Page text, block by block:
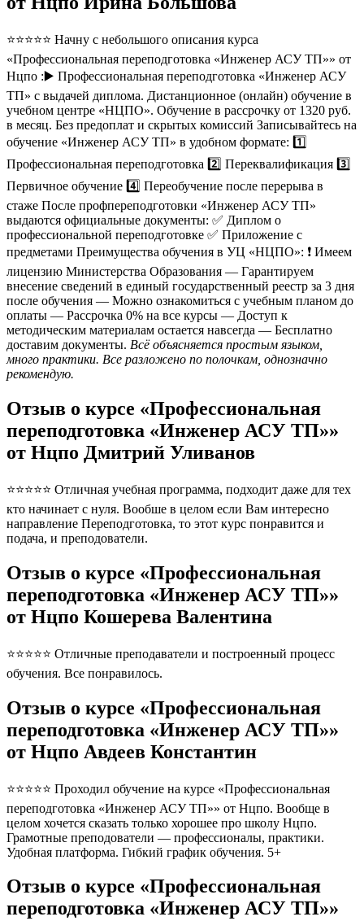
⭐⭐⭐⭐⭐ Начну с небольшого описания курса
«Профессиональная переподготовка «Инженер АСУ ТП»» от
Нцпо :▶️ Профессиональная переподготовка «Инженер АСУ
ТП» с выдачей диплома. Дистанционное (онлайн) обучение в
учебном центре «НЦПО». Обучение в рассрочку от 1320 руб.
в месяц. Без предоплат и скрытых комиссий Записывайтесь на
обучение «Инженер АСУ ТП» в удобном формате: 1️⃣
Профессиональная переподготовка 2️⃣ Переквалификация 3️⃣
Первичное обучение 4️⃣ Переобучение после перерыва в
стаже После профпереподготовки «Инженер АСУ ТП»
выдаются официальные документы: ✅ Диплом о
профессиональной переподготовке ✅ Приложение с
предметами Преимущества обучения в УЦ «НЦПО»: ❗️ Имеем
лицензию Министерства Образования — Гарантируем
внесение сведений в единый государственный реестр за 3 дня
после обучения — Можно ознакомиться с учебным планом до
оплаты — Рассрочка 0% на все курсы — Доступ к
методическим материалам остается навсегда — Бесплатно
доставим документы. Всё объясняется простым языком,
много практики. Все разложено по полочкам, однозначно
рекомендую.
Отзыв о курсе «Профессиональная
переподготовка «Инженер АСУ ТП»»
от Нцпо Дмитрий Уливанов
⭐⭐⭐⭐⭐ Отличная учебная программа, подходит даже для тех
кто начинает с нуля. Вообше в целом если Вам интересно
направление Переподготовка, то этот курс понравится и
подача, и преподователи.
Отзыв о курсе «Профессиональная
переподготовка «Инженер АСУ ТП»»
от Нцпо Кошерева Валентина
⭐⭐⭐⭐⭐ Отличные преподаватели и построенный процесс
обучения. Все понравилось.
Отзыв о курсе «Профессиональная
переподготовка «Инженер АСУ ТП»»
от Нцпо Авдеев Константин
⭐⭐⭐⭐⭐ Проходил обучение на курсе «Профессиональная
переподготовка «Инженер АСУ ТП»» от Нцпо. Вообще в
целом хочется сказать только хорошее про школу Нцпо.
Грамотные преподователи — профессионалы, практики.
Удобная платформа. Гибкий график обучения. 5+
Отзыв о курсе «Профессиональная
переподготовка «Инженер АСУ ТП»»